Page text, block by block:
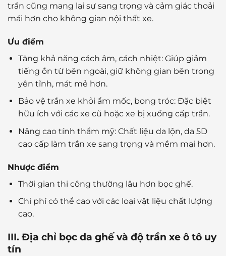
trần cũng mang lại sự sang trọng và cảm giác thoải
mái hơn cho không gian nội thất xe.
Ưu điểm
Tăng khả năng cách âm, cách nhiệt: Giúp giảm
tiếng ồn từ bên ngoài, giữ không gian bên trong
yên tĩnh, mát mẻ hơn.
Bảo vệ trần xe khỏi ẩm mốc, bong tróc: Đặc biệt
hữu ích với các xe cũ hoặc xe bị xuống cấp trần.
Nâng cao tính thẩm mỹ: Chất liệu da lộn, da 5D
cao cấp làm trần xe sang trọng và mềm mại hơn.
Nhược điểm
Thời gian thi công thường lâu hơn bọc ghế.
Chi phí có thể cao với các loại vật liệu chất lượng
cao.
III. Địa chỉ bọc da ghế và độ trần xe ô tô uy
tín